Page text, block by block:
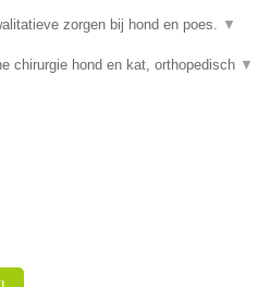
zorgen bij hond en poes. ▼
chirurgie hond en kat, orthopedisch ▼